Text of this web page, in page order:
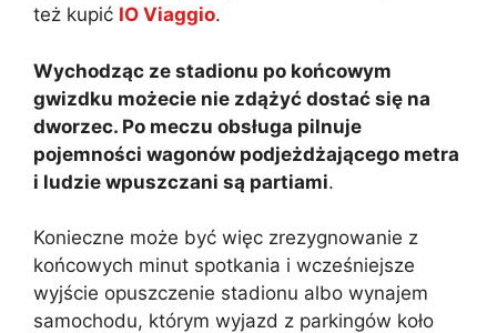
też kupić IO Viaggio.
Wychodząc ze stadionu po końcowym
gwizdku możecie nie zdążyć dostać się na
dworzec. Po meczu obsługa pilnuje
pojemności wagonów podjeżdżającego metra
i ludzie wpuszczani są partiami.
Konieczne może być więc zrezygnowanie z
końcowych minut spotkania i wcześniejsze
wyjście opuszczenie stadionu albo wynajem
samochodu, którym wyjazd z parkingów koło